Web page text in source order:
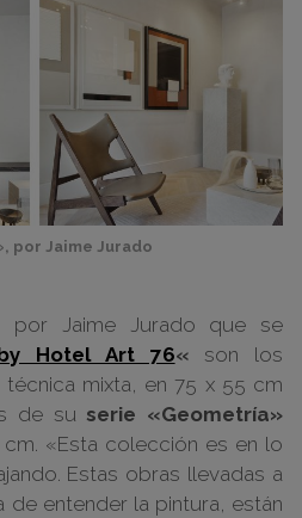
por Jaime Jurado
por Jaime Jurado que se
Hotel Art 76« son los
técnica mixta, en 75 x 55 cm
de su serie «Geometría»
cm. «Esta colección es en lo
Estas obras llevadas a
de entender la pintura, están